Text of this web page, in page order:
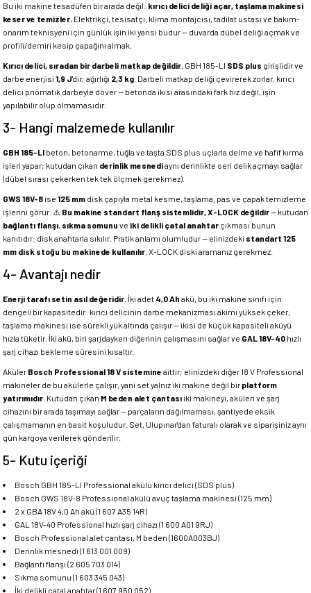
Bu iki makine tesadüfen bir arada değil: kırıcı delici deliği açar, taşlama makinesi
keser ve temizler. Elektrikçi, tesisatçı, klima montajcısı, tadilat ustası ve bakım-
onarım teknisyeni için günlük işin iki yarısı budur — duvarda dübel deliği açmak ve
profili/demiri kesip çapağını almak.
Kırıcı delici, sıradan bir darbeli matkap değildir. GBH 185-LI SDS plus girişlidir ve
darbe enerjisi 1,9 J'dir; ağırlığı 2,3 kg . Darbeli matkap deliği çevirerek zorlar, kırıcı
delici pnömatik darbeyle döver — betonda ikisi arasındaki fark hız değil, işin
yapılabilir olup olmamasıdır.
3- Hangi malzemede kullanılır
GBH 185-LI beton, betonarme, tuğla ve taşta SDS plus uçlarla delme ve hafif kırma
işleri yapar; kutudan çıkan derinlik mesnediaynı derinlikte seri delik açmayı sağlar
(dübel sırası çekerken tek tek ölçmek gerekmez).
GWS 18V-8ise 125 mm disk çapıyla metal kesme, taşlama, pas ve çapak temizleme
işlerini görür. ⚠️ Bu makine standart flanş sistemlidir, X-LOCK değildir— kutudan
bağlantı flanşı, sıkma somunu ve iki delikli çatal anahtar çıkması bunun
kanıtıdır: disk anahtarla sıkılır. Pratik anlamı olumludur — elinizdeki standart 125
mm disk stoğu bu makinede kullanılır, X-LOCK diski aramanız gerekmez.
4- Avantajı nedir
Enerji tarafı setin asıl değeridir. İki adet 4,0 Ah akü, bu iki makine sınıfı için
dengeli bir kapasitedir: kırıcı delicinin darbe mekanizması akımı yüksek çeker,
taşlama makinesi ise sürekli yük altında çalışır — ikisi de küçük kapasiteli aküyü
hızla tüketir. İki akü, biri şarjdayken diğerinin çalışmasını sağlar ve GAL 18V-40 hızlı
şarj cihazı bekleme süresini kısaltır.
AkülerBosch Professional 18 V sistemine aittir; elinizdeki diğer 18 V Professional
makineler de bu akülerle çalışır, yani set yalnız iki makine değil birplatform
yatırımıdır . Kutudan çıkan M beden alet çantasıiki makineyi, aküleri ve şarj
cihazını bir arada taşımayı sağlar — parçaların dağılmaması, şantiyede eksik
çalışmamanın en basit koşuludur. Set, Ulupınar'dan faturalı olarak ve siparişiniz aynı
gün kargoya verilerek gönderilir.
5- Kutu içeriği
Bosch GBH 185-LI Professional akülü kırıcı delici (SDS plus)
Bosch GWS 18V-8 Professional akülü avuç taşlama makinesi (125 mm)
2 x GBA 18V 4,0 Ah akü (1 607 A35 14R)
GAL 18V-40 Professional hızlı şarj cihazı (1 600 A01 9RJ)
Bosch Professional alet çantası, M beden (1600A003BJ)
Derinlik mesnedi (1 613 001 009)
Bağlantı flanşı (2 605 703 014)
Sıkma somunu (1 603 345 043)
İki delikli çatal anahtar (1 607 950 052)